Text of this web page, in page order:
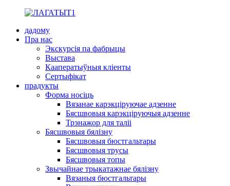
дадому
Пра нас
Экскурсія па фабрыцы
Выстава
Кааператыўныя кліенты
Сертыфікат
прадукты
Форма носіць
Вязанае карэкціруючае адзенне
Бясшвовыя карэкціруючыя адзенне
Трэнажор для таліі
Бясшвовыя бялізну
Бясшвовыя бюстгальтары
Бясшвовыя трусы
Бясшвовыя топы
Звычайнае трыкатажнае бялізну
Вязаныя бюстгальтары